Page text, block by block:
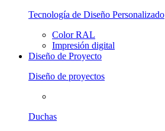
Tecnología de Diseño Personalizado
Color RAL
Impresión digital
Diseño de Proyecto
Diseño de proyectos
Duchas